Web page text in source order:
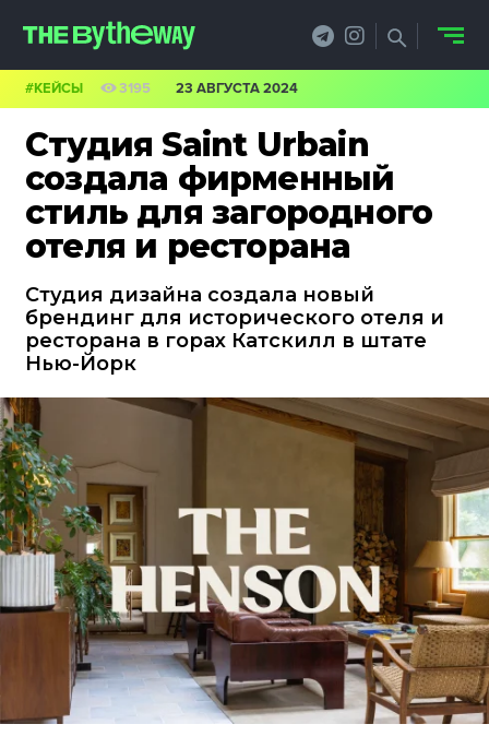
Студия Saint Urbain
создала фирменный
стиль для загородного
отеля и ресторана
Студия дизайна создала новый
брендинг для исторического отеля и
ресторана в горах Катскилл в штате
Нью-Йорк
#КЕЙСЫ 3195 23 АВГУСТА 2024
НОВОСТИ
PRO.ОБЗОР
КЕЙСЫ
ФИЛОСОФИЯ
КРЕАТИВА
ТЕХНОЛОГИИ
ФОТОГРАФИЯ
ТИПОГРАФИКА
ИСТОРИИ БРЕНДОВ
О ПРОЕКТЕ
РЕКЛАМА